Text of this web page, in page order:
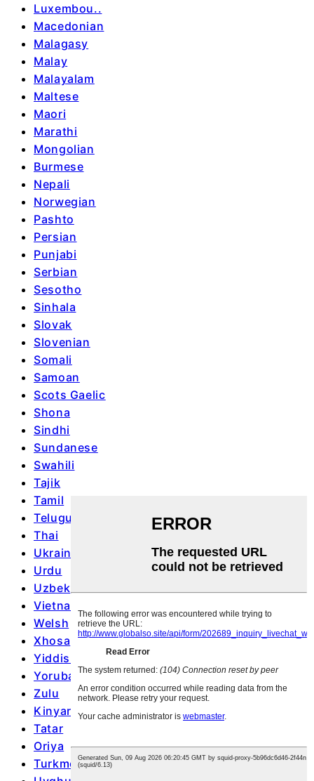
Luxembou..
Macedonian
Malagasy
Malay
Malayalam
Maltese
Maori
Marathi
Mongolian
Burmese
Nepali
Norwegian
Pashto
Persian
Punjabi
Serbian
Sesotho
Sinhala
Slovak
Slovenian
Somali
Samoan
Scots Gaelic
Shona
Sindhi
Sundanese
Swahili
Tajik
Tamil
Telugu
Thai
Ukrainian
Urdu
Uzbek
Vietnamese
Welsh
Xhosa
Yiddish
Yoruba
Zulu
Kinyarwanda
Tatar
Oriya
Turkmen